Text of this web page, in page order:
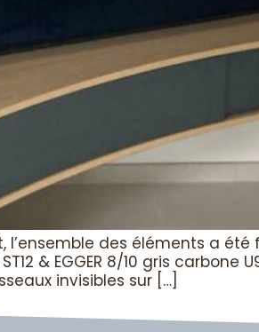
l’ensemble des éléments a
& EGGER 8/10 gris
invisibles sur […]